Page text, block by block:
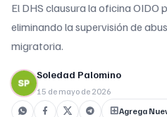
El DHS clausura la oficina OIDO
eliminando la supervisión de
migratoria.
Soledad Palomino
15 de mayo de 2026
Agrega